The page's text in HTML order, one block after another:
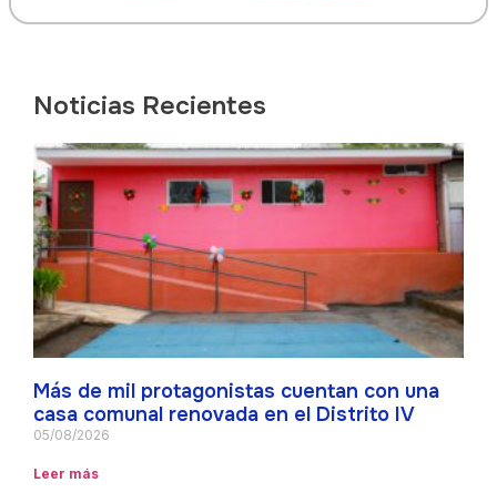
Noticias Recientes
Más de mil protagonistas cuentan con una
casa comunal renovada en el Distrito IV
05/08/2026
Leer más